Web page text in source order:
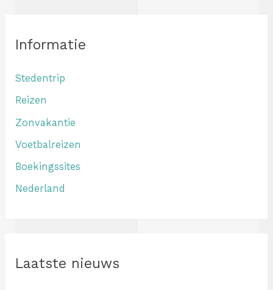
Informatie
Stedentrip
Reizen
Zonvakantie
Voetbalreizen
Boekingssites
Nederland
Laatste nieuws